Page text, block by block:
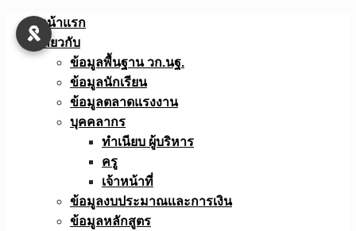
Skip
หน้าแรก
เกี่ยวกับ
ข้อมูลพื้นฐาน วก.นฐ.
ข้อมูลนักเรียน
ข้อมูลตลาดแรงงาน
บุคคลากร
ทำเนียบ ผู้บริหาร
ครู
เจ้าหน้าที่
ข้อมูลงบประมาณเเละการเงิน
ข้อมูลหลักสูตร